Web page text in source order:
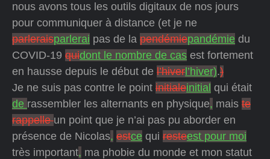
nous avons tous les outils digitaux de nos jours
pour communiquer à distance (et je ne
parleraisparlerai pas de la pendémiepandémie du
COVID-19 quidont le nombre de cas est fortement
en hausse depuis le début de l’hiver l’hiver).)
Je ne suis pas contre le point initialeinitial qui était
de rassembler les alternants en physique, mais te
rappelleun point que je n’ai pas pu aborder en
présence de Nicolas, estce qui resteest pour moi
très important, ma phobie du monde et mon statut